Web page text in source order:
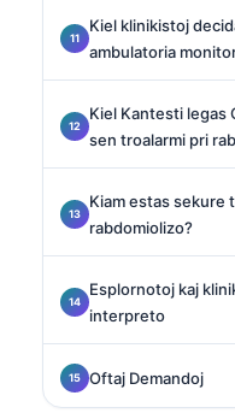
Kiel klinikistoj
ambulatoria
Kiel Kantesti legas
sen troalarmi pri
Kiam estas sekure
rabdomiolizo?
Esplornotoj kaj
interpreto
Oftaj Demandoj